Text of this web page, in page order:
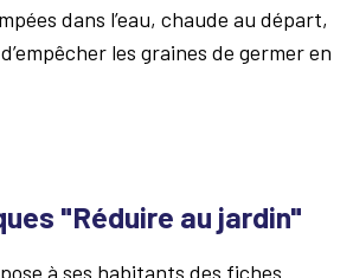
dans l’eau, chaude au départ,
les graines de germer en
"Réduire au jardin"
à ses habitants des fiches